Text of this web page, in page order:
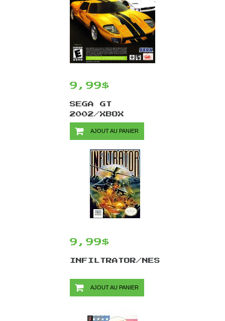
9,99$
SEGA GT
2002/XBOX
AJOUT AU PANIER
9,99$
INFILTRATOR/NES
AJOUT AU PANIER